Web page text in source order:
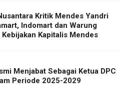
Kritik Mendes Yandri
Indomart dan Warung
Kebijakan Kapitalis Mendes
Menjabat Sebagai Ketua DPC
Periode 2025-2029